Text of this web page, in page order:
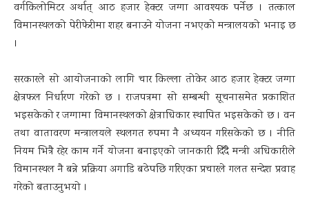
वर्गकिलोमिटर अर्थात् आठ हजार हेक्टर जग्गा आवश्यक पर्नेछ । तत्काल
विमानस्थलको पेरीफेरीमा शहर बनाउने योजना नभएको मन्त्रालयको भनाइ छ
।
सरकारले सो आयोजनाको लागि चार किल्ला तोकेर आठ हजार हेक्टर जग्गा
क्षेत्रफल निर्धारण गरेको छ । राजपत्रमा सो सम्बन्धी सूचनासमेत प्रकाशित
भइसकेको र जग्गामा विमानस्थलको क्षेत्राधिकार स्थापित भइसकेको छ । वन
तथा वातावरण मन्त्रालयले स्थलगत रुपमा नै अध्ययन गरिसकेको छ । नीति
नियम भित्रै रहेर काम गर्ने योजना बनाइएको जानकारी दिँदै मन्त्री अधिकारीले
विमानस्थल नै बन्ने प्रक्रिया अगाडि बढेपछि गरिएका प्रचारले गलत सन्देश प्रवाह
गरेको बताउनुभयो ।